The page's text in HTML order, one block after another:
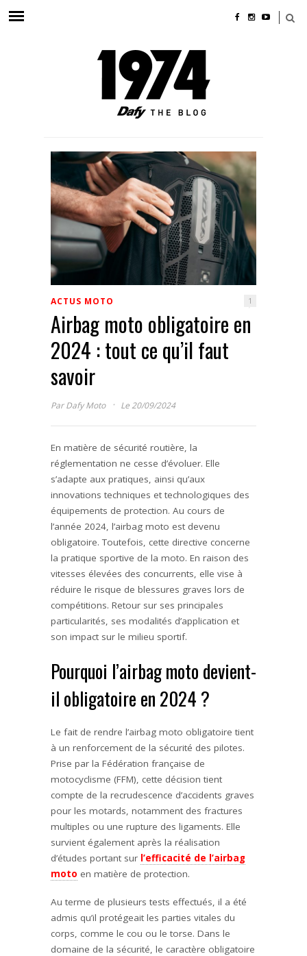
ACTUS MOTO 1
Airbag moto obligatoire en
2024 : tout ce qu’il faut
savoir
ParDafy Moto · Le 20/09/2024
En matière de sécurité routière, la
réglementation ne cesse d’évoluer. Elle
s’adapte aux pratiques, ainsi qu’aux
innovations techniques et technologiques des
équipements de protection. Au cours de
l’année 2024, l’airbag moto est devenu
obligatoire. Toutefois, cette directive concerne
la pratique sportive de la moto. En raison des
vitesses élevées des concurrents, elle vise à
réduire le risque de blessures graves lors de
compétitions. Retour sur ses principales
particularités, ses modalités d’application et
son impact sur le milieu sportif.
Pourquoi l’airbag moto devient-
il obligatoire en 2024 ?
Le fait de rendre l’airbag moto obligatoire tient
à un renforcement de la sécurité des pilotes.
Prise par la Fédération française de
motocyclisme (FFM), cette décision tient
compte de la recrudescence d’accidents graves
pour les motards, notamment des fractures
multiples ou une rupture des ligaments. Elle
survient également après la réalisation
d’études portant sur l’efficacité de l’airbag
moto en matière de protection.
Au terme de plusieurs tests effectués, il a été
admis qu’il protégeait les parties vitales du
corps, comme le cou ou le torse. Dans le
domaine de la sécurité, le caractère obligatoire